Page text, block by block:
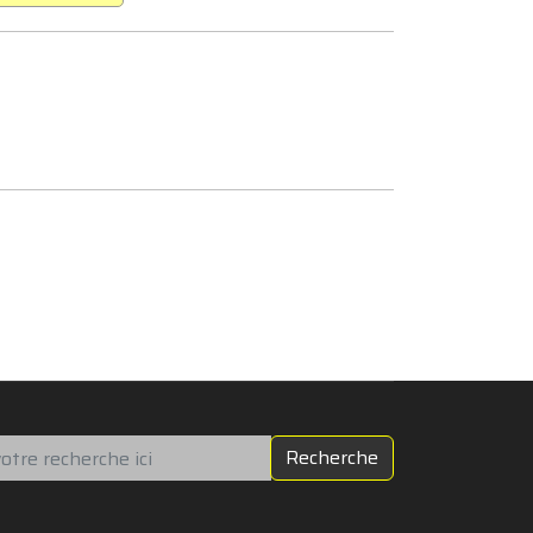
Recherche